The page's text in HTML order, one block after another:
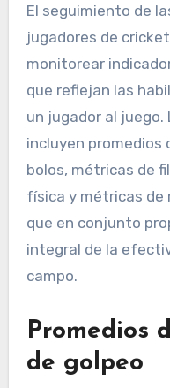
El seguimiento de
jugadores de
monitorear
que reflejan las
un jugador al
incluyen promedios
bolos, métricas de
física y métricas de
que en conjunto
integral de la
campo.
Promedios
de golpeo